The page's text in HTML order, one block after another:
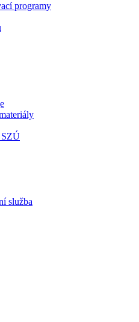
programy
SZÚ
služba